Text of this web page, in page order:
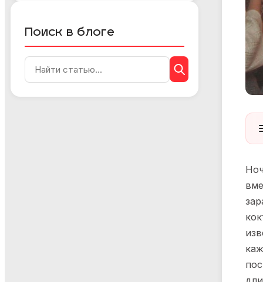
Поиск в блоге